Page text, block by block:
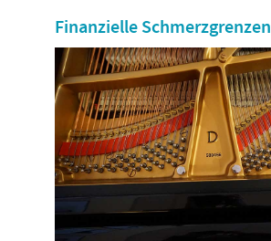
Finanzielle Schmerzgrenzen